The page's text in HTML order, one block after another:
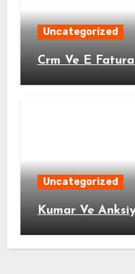
Uncategorized
Crm Ve E
Uncategorized
Kumar Ve